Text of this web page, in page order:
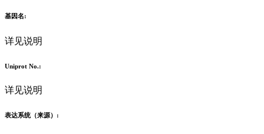
基因名:
详见说明
Uniprot No.:
详见说明
表达系统（来源）: